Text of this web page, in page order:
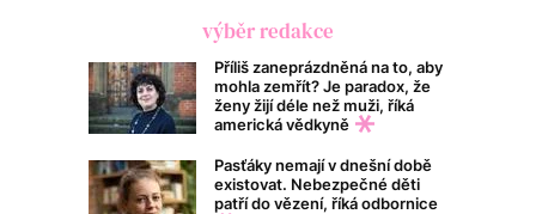
výběr redakce
Příliš zaneprázdněná na to, aby
mohla zemřít? Je paradox, že
ženy žijí déle než muži, říká
americká vědkyně
Pasťáky nemají v dnešní době
existovat. Nebezpečné děti
patří do vězení, říká odbornice